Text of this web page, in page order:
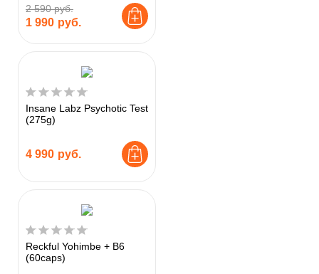
2 590 руб.
1 990 руб.
Insane Labz Psychotic Test
(275g)
4 990 руб.
Reckful Yohimbe + B6
(60caps)